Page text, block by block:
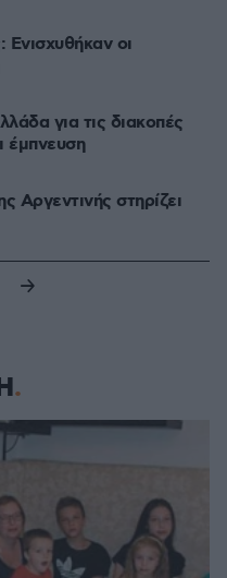
οι
για τις διακοπές
έμπνευση
Αργεντινής στηρίζει